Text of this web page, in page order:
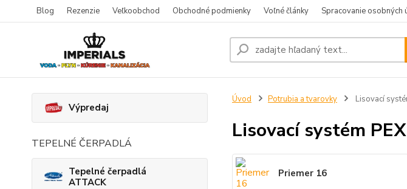
Blog Rezenzie Veľkoobchod Obchodné podmienky Voľné články Spracovanie osobných
Výpredaj
TEPELNÉ ČERPADLÁ
Tepelné čerpadlá
ATTACK
Úvod Potrubia a tvarovky Lisovací
Lisovací systém
Priemer 16